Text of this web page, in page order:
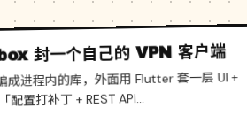
封一个自己的 VPN 客户端
进程内的库，外面用 Flutter 套一层 UI +
置打补丁 + REST API...